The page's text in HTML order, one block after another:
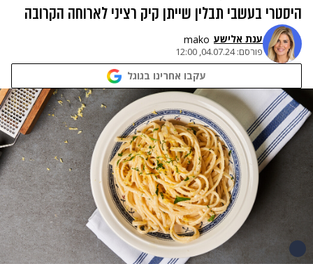
היסטרי בעשבי תבלין שייתן קיק רציני לארוחה הקרובה
ענת אלישע mako
פורסם:04.07.24, 12:00
עקבו אחרינו בגוגל